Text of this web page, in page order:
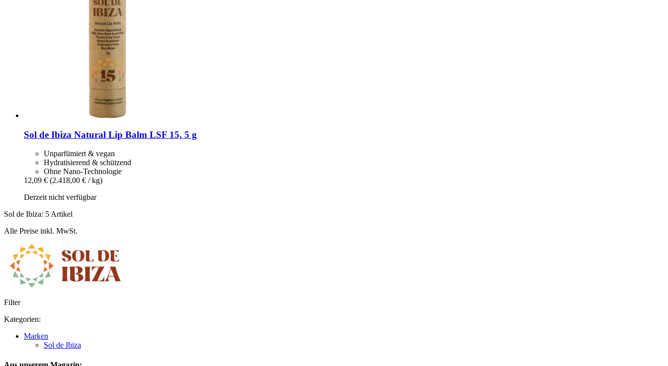
Sol de Ibiza Natural Lip Balm LSF 15, 5 g
Unparfümiert & vegan
Hydratisierend & schützend
Ohne Nano-Technologie
12,09 € (2.418,00 € / kg)
Derzeit nicht verfügbar
Sol de Ibiza: 5 Artikel
Alle Preise inkl. MwSt.
Filter
Kategorien:
Marken
Sol de Ibiza